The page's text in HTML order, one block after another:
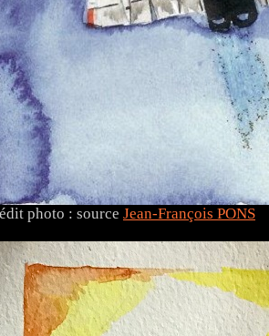
photo : source Jean-François PONS